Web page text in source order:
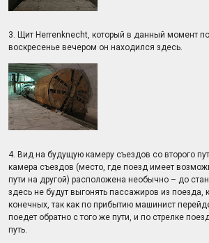
3. Щит Herrenknecht, который в данный момент
воскресенье вечером он находился здесь.
4. Вид на будущую камеру съездов со второго
камера съездов (место, где поезд имеет
пути на другой) расположена необычно – до
здесь не будут выгонять пассажиров из поезда,
конечных, так как по прибытию машинист
поедет обратно с того же пути, и по стрелке
путь.